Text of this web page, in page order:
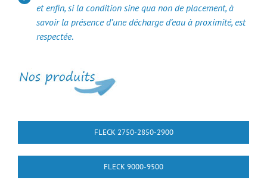
et enfin, si la condition sine qua non de placement, à
savoir la présence d’une décharge d’eau à proximité, est
respectée.
FLECK 2750-2850-2900
FLECK 9000-9500